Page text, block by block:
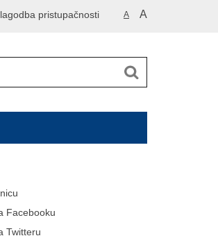
A A
pristupačnosti
Facebooku
Twitteru